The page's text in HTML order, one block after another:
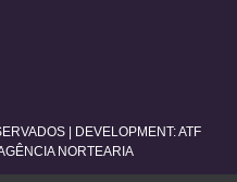
| DEVELOPMENT:ATF
NORTEARIA